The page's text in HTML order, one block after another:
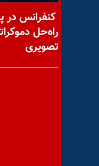
کنفرانس در
راه‌حل
تصویری